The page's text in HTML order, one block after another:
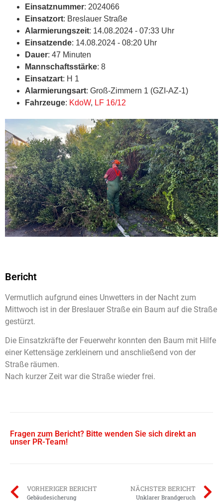
Einsatznummer: 2024066
Einsatzort: Breslauer Straße
Alarmierungszeit: 14.08.2024 - 07:33 Uhr
Einsatzende: 14.08.2024 - 08:20 Uhr
Dauer: 47 Minuten
Mannschaftsstärke: 8
Einsatzart: H 1
Alarmierungsart: Groß-Zimmern 1 (GZI-AZ-1)
Fahrzeuge: KdoW, LF 16/12
Bericht
Vermutlich aufgrund eines Unwetters in der Nacht zum
Mittwoch ist in der Breslauer Straße ein Baum auf die Straße
gestürzt.
Die Einsatzkräfte der Feuerwehr konnten den Baum mit Hilfe
einer Kettensäge zerkleinern und anschließend von der
Straße räumen.
Nach kurzer Zeit war die Straße wieder frei.
Fragen zum Bericht? Bitte wenden Sie sich direkt an
unser PR-Team!
VORHERIGER BERICHT
Gebäudesicherung
NÄCHSTER BERICHT
Unklarer Brandgeruch